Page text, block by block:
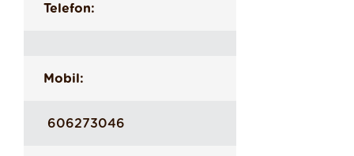
Telefon:
Mobil:
606273046